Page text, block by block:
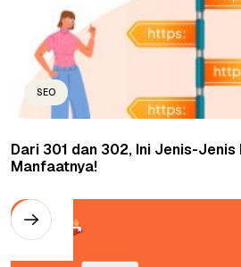
SEO
Dari 301 dan 302, Ini Jenis-
Manfaatnya!